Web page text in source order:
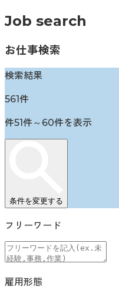
Job search
お仕事検索
検索結果
561件
件51件～ 60件を表示
条件を変更する
フリーワード
雇用形態